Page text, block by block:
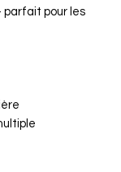
pour les